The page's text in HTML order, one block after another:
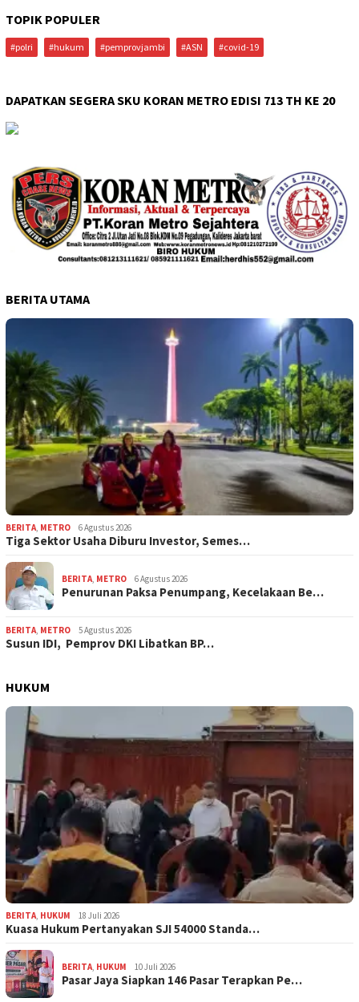
TOPIK POPULER
#polri #hukum #pemprovjambi #ASN #covid-19
DAPATKAN SEGERA SKU KORAN METRO EDISI 713 TH KE 20
BERITA UTAMA
BERITA METRO 6 Agustus 2026
Tiga Sektor Usaha Diburu Investor, Semes…
BERITA METRO 6 Agustus 2026
Penurunan Paksa Penumpang, Kecelakaan Be…
BERITA METRO 5 Agustus 2026
Susun IDI, Pemprov DKI Libatkan BP…
HUKUM
BERITA HUKUM 18 Juli 2026
Kuasa Hukum Pertanyakan SJI 54000 Standa…
BERITA HUKUM 10 Juli 2026
Pasar Jaya Siapkan 146 Pasar Terapkan Pe…